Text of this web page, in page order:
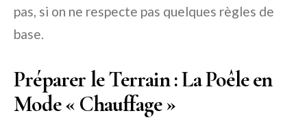
pas, si on ne respecte pas quelques règles de
base.
Préparer le Terrain : La Poêle en
Mode « Chauffage »